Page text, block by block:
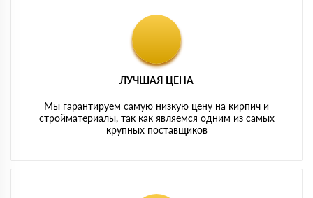
ЛУЧШАЯ ЦЕНА
Мы гарантируем самую низкую цену на кирпич и
стройматериалы, так как являемся одним из самых
крупных поставщиков